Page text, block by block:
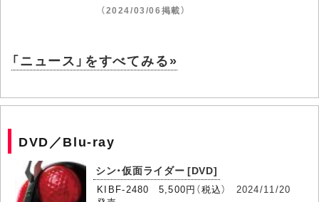
（2024/03/06掲載）
「ニュース」をすべてみる»
DVD／Blu-ray
シン・仮面ライダー [DVD]
KIBF-2480 5,500円（税込） 2024/11/20